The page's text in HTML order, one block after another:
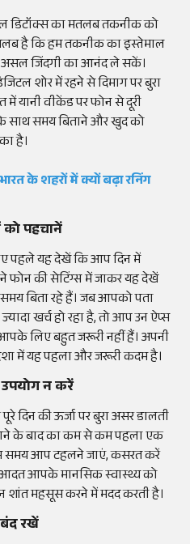
डिटॉक्स का मतलब तकनीक को
है कि हम तकनीक का इस्तेमाल
असल जिंदगी का आनंद ले सकें।
शोर में रहने से दिमाग पर बुरा
यानी वीकेंड पर फोन से दूरी
साथ समय बिताने और खुद को
है।
के शहरों में क्यों बढ़ा रनिंग
पहचानें
पहले यह देखें कि आप दिन में
फोन की सेटिंग्स में जाकर यह देखें
बिता रहे हैं। जब आपको पता
खर्च हो रहा है, तो आप उन ऐप्स
लिए बहुत जरूरी नहीं हैं। अपनी
में यह पहला और जरूरी कदम है।
न करें
दिन की ऊर्जा पर बुरा असर डालती
के बाद का कम से कम पहला एक
समय आप टहलने जाएं, कसरत करें
आदत आपके मानसिक स्वास्थ्य को
शांत महसूस करने में मदद करती है।
रखें